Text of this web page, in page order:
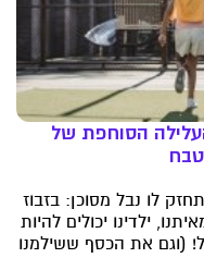
הסוחפת של
לו נבל מסוכן: בזבוז
ילדינו יכולים להיות
(וגם את הכסף ששילמנו